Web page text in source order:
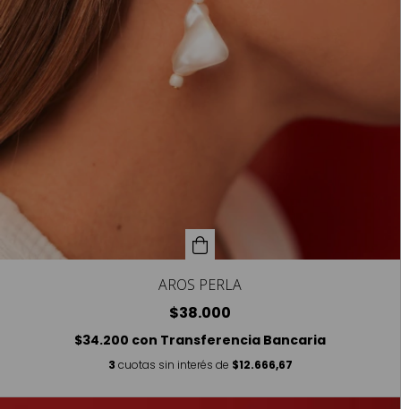
AROS PERLA
$38.000
$34.200 con Transferencia Bancaria
3 cuotas sin interés de $12.666,67